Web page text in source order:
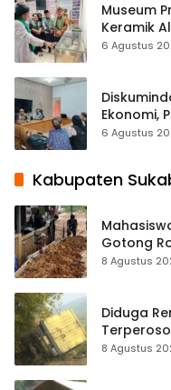
Museum
Keramik
Hampir
6 Agustus
Ekonomi,
Terbuka
6 Agustus
Kabupaten
Gotong
Majelis
8 Agustus
Diduga
8 Agustus